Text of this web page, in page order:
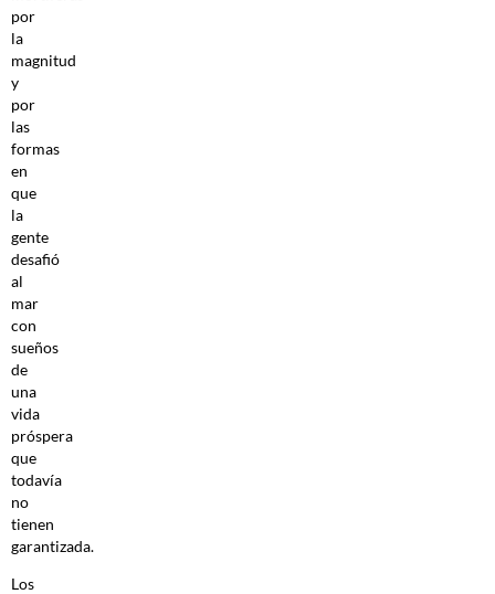
por
la
magnitud
y
por
las
formas
en
que
la
gente
desafió
al
mar
con
sueños
de
una
vida
próspera
que
todavía
no
tienen
garantizada.
Los